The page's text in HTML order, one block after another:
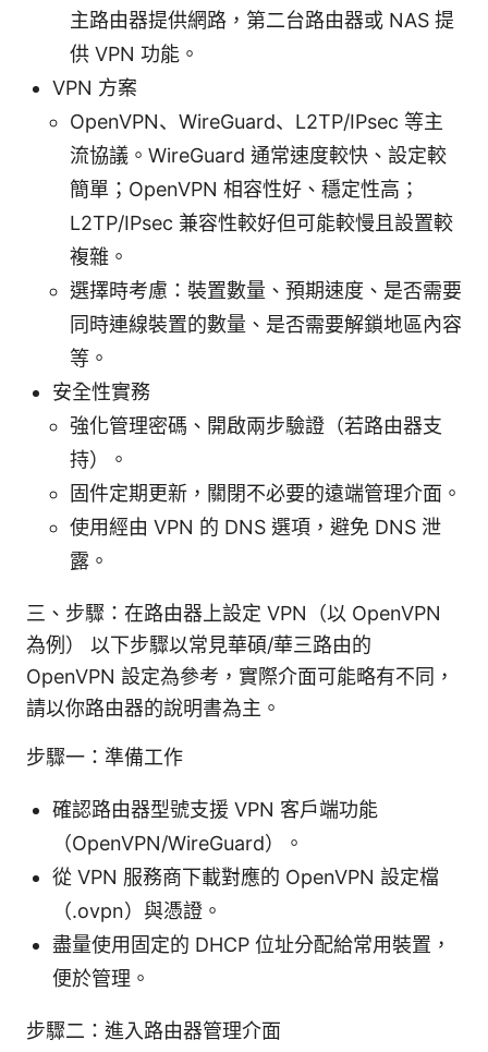
主路由器提供網路，第二台路由器或 NAS 提
供 VPN 功能。
VPN 方案
OpenVPN、WireGuard、L2TP/IPsec 等主
流協議。WireGuard 通常速度較快、設定較
簡單；OpenVPN 相容性好、穩定性高；
L2TP/IPsec 兼容性較好但可能較慢且設置較
複雜。
選擇時考慮：裝置數量、預期速度、是否需要
同時連線裝置的數量、是否需要解鎖地區內容
等。
安全性實務
強化管理密碼、開啟兩步驗證（若路由器支
持）。
固件定期更新，關閉不必要的遠端管理介面。
使用經由 VPN 的 DNS 選項，避免 DNS 泄
露。
三、步驟：在路由器上設定 VPN（以 OpenVPN
為例） 以下步驟以常見華碩/華三路由的
OpenVPN 設定為參考，實際介面可能略有不同，
請以你路由器的說明書為主。
步驟一：準備工作
確認路由器型號支援 VPN 客戶端功能
（OpenVPN/WireGuard）。
從 VPN 服務商下載對應的 OpenVPN 設定檔
（.ovpn）與憑證。
盡量使用固定的 DHCP 位址分配給常用裝置，
便於管理。
步驟二：進入路由器管理介面